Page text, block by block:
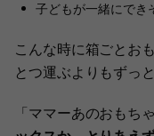
子どもが一緒にでき
こんな時に箱ごとお
とつ運ぶよりもずっ
「ママーあのおもち